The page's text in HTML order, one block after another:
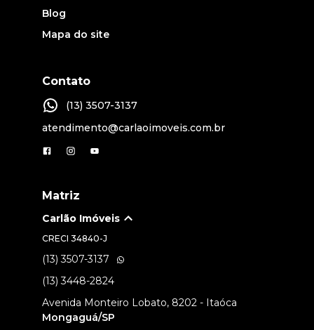
Blog
Mapa do site
Contato
(13) 3507-3137
atendimento@carlaoimoveis.com.br
Matriz
Carlão Imóveis
CRECI 34840-J
(13) 3507-3137
(13) 3448-2824
Avenida Monteiro Lobato, 8202 - Itaóca
Mongaguá/SP